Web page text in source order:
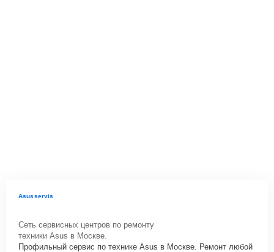
Asusservis
Сеть сервисных центров по ремонту
техники Asus в Москве.
Профильный сервис по технике Asus в Москве. Ремонт любой